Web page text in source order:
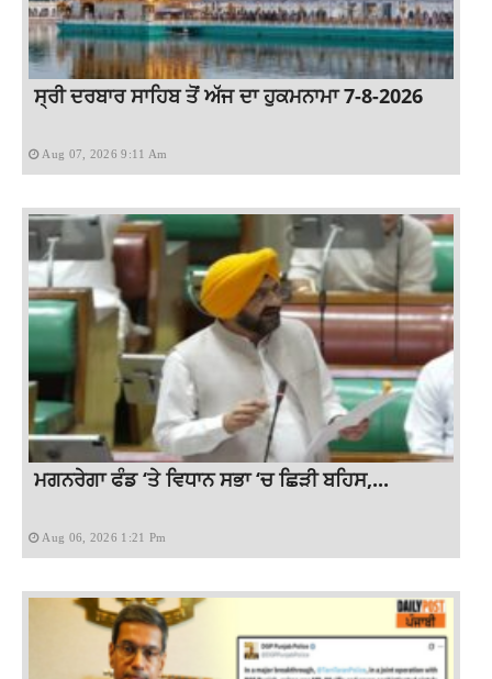
ਸ੍ਰੀ ਦਰਬਾਰ ਸਾਹਿਬ ਤੋਂ ਅੱਜ ਦਾ ਹੁਕਮਨਾਮਾ 7-8-2026
Aug 07, 2026 9:11 Am
ਮਗਨਰੇਗਾ ਫੰਡ ‘ਤੇ ਵਿਧਾਨ ਸਭਾ ‘ਚ ਛਿੜੀ ਬਹਿਸ,...
Aug 06, 2026 1:21 Pm